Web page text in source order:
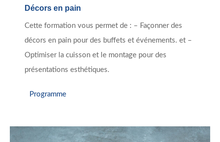
Décors en pain
Cette formation vous permet de : – Façonner des
décors en pain pour des buffets et événements. et –
Optimiser la cuisson et le montage pour des
présentations esthétiques.
Programme